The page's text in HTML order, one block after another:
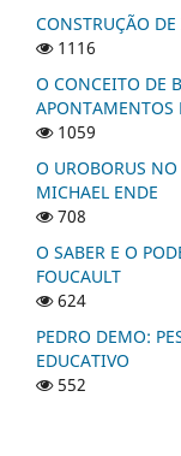
CONSTRUÇÃO
1116
O CONCEITO DE
APONTAMENTOS
1059
O UROBORUS
MICHAEL ENDE
708
O SABER E O
FOUCAULT
624
PEDRO DEMO:
EDUCATIVO
552